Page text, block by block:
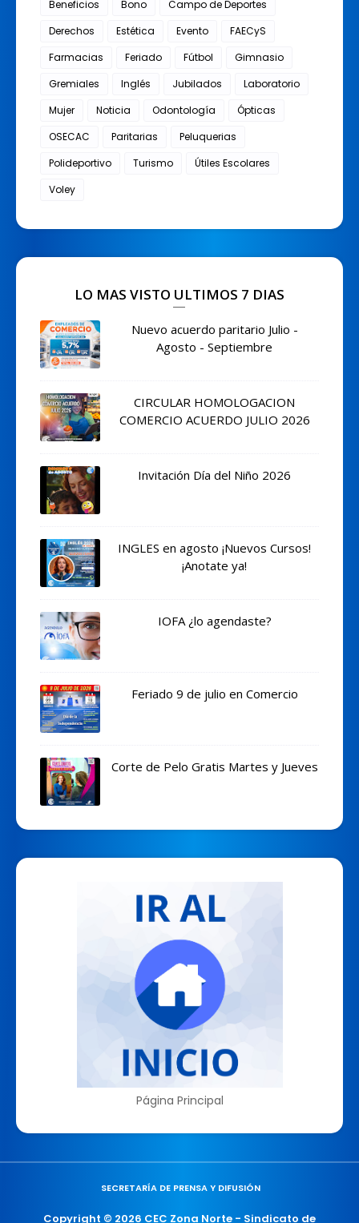
Beneficios
Bono
Campo de Deportes
Derechos
Estética Evento
FAECyS
Farmacias
Feriado Fútbol
Gimnasio
Gremiales
Inglés Jubilados
Laboratorio
Mujer
Noticia Odontología
Ópticas
OSECAC
Paritarias
Peluquerias
Polideportivo
Turismo
Útiles Escolares
Voley
LO MAS VISTO ULTIMOS 7 DIAS
Nuevo acuerdo paritario Julio -
Agosto - Septiembre
CIRCULAR HOMOLOGACION
COMERCIO ACUERDO JULIO 2026
Invitación Día del Niño 2026
INGLES en agosto ¡Nuevos Cursos!
¡Anotate ya!
IOFA ¿lo agendaste?
Feriado 9 de julio en Comercio
Corte de Pelo Gratis Martes y Jueves
Página Principal
SECRETARÍA DE PRENSA Y DIFUSIÓN
Copyright © 2026 CEC Zona Norte - Sindicato de